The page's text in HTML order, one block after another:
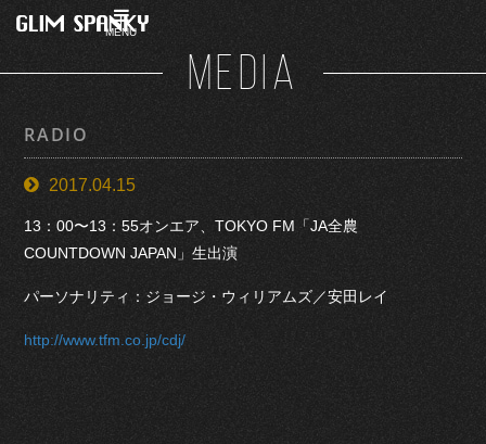
MENU
MEDIA
RADIO
2017.04.15
13：00〜13：55オンエア、TOKYO FM「JA全農
COUNTDOWN JAPAN」生出演
パーソナリティ：ジョージ・ウィリアムズ／安田レイ
http://www.tfm.co.jp/cdj/